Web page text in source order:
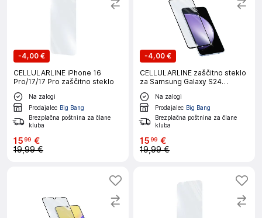
-4,00 €
CELLULARLINE iPhone 16
Pro/17/17 Pro zaščitno steklo
Na zalogi
Prodajalec Big Bang
Brezplačna poštnina za člane
kluba
1599 €
19,99 €
-4,00 €
CELLULARLINE zaščitno steklo
za Samsung Galaxy S24
FE/A36/A56
Na zalogi
Prodajalec Big Bang
Brezplačna poštnina za člane
kluba
1599 €
19,99 €